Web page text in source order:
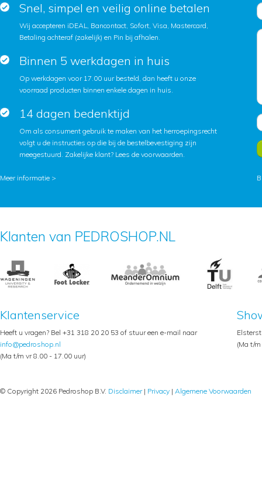
Snel, simpel en veilig online betalen
Wij accepteren iDEAL, Bancontact, Sofort, Visa, Mastercard,
Betaling achteraf (zakelijk) en Pin bij afhalen.
Binnen 5 werkdagen in huis
Op werkdagen voor 17.00 uur besteld, dan heeft u onze
voorraad producten binnen enkele dagen in huis.
14 dagen bedenktijd
Om als consument gebruik te maken van het herroepingsrecht
volgt u de instructies op die bij de bestelbevestiging zijn
meegestuurd. Zakelijke klant? Lees de voorwaarden.
Meer informatie >
Klanten van PEDROSHOP.NL
Klantenservice
Heeft u vragen? Bel +31 318 20 20 53 of stuur een e-mail naar
info@pedroshop.nl
(Ma t/m vr 8.00 - 17.00 uur)
(Ma t/
© Copyright 2026 Pedroshop B.V. Disclaimer| Privacy | Algemene Voorwaarden